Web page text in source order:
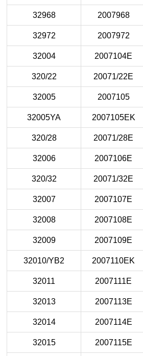
32968 2007968
32972 2007972
32004 2007104E
320/22 20071/22E
32005 2007105
32005YA 2007105EK
320/28 20071/28E
32006 2007106E
320/32 20071/32E
32007 2007107E
32008 2007108E
32009 2007109E
32010/YB2 2007110EK
32011 2007111E
32013 2007113E
32014 2007114E
32015 2007115E